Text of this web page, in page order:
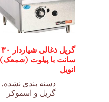
گریل ذغالی شیاردار ۳۰
سانت با پیلوت (شمعک)
انویل
دسته بندی نشده,
گریل و اسموکر